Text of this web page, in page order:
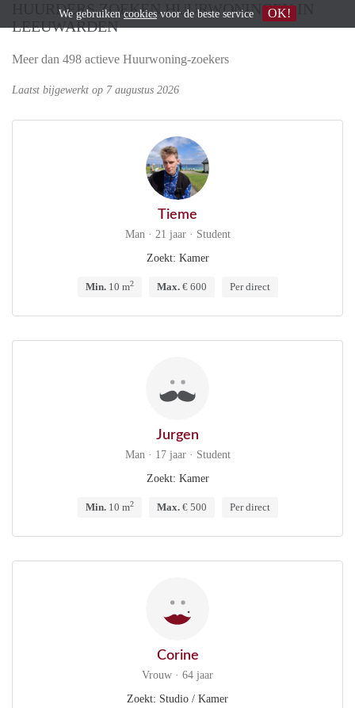
HUURDERS ZOEKEN HUURWONINGEN IN
LEEUWARDEN
Meer dan 498 actieve Huurwoning-zoekers
Laatst bijgewerkt op 7 augustus 2026
Tieme
Man · 21 jaar · Student
Zoekt: Kamer
Min.10 m2 Max.€ 600 Per direct
Jurgen
Man · 17 jaar · Student
Zoekt: Kamer
Min.10 m2 Max.€ 500 Per direct
Corine
Vrouw · 64 jaar
Zoekt: Studio / Kamer
We gebruiken cookies voor de beste service OK!